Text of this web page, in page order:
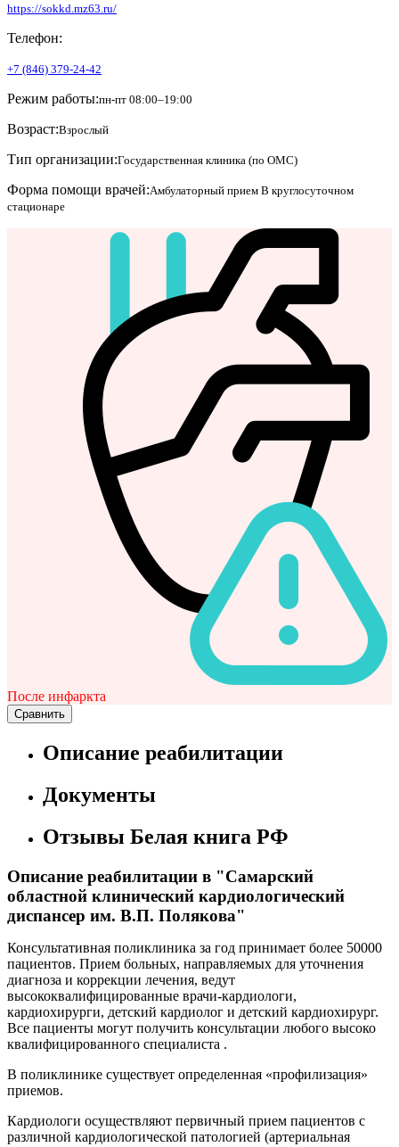
https://sokkd.mz63.ru/
Телефон:
+7 (846) 379-24-42
Режим работы:пн-пт 08:00–19:00
Возраст:Взрослый
Тип организации:Государственная клиника (по ОМС)
Форма помощи врачей:Амбулаторный прием В круглосуточном
стационаре
После инфаркта
Сравнить
Описание реабилитации
Документы
Отзывы Белая книга РФ
Описание реабилитации в "Самарский
областной клинический кардиологический
диспансер им. В.П. Полякова"
Консультативная поликлиника за год принимает более 50000
пациентов. Прием больных, направляемых для уточнения
диагноза и коррекции лечения, ведут
высококвалифицированные врачи-кардиологи,
кардиохирурги, детский кардиолог и детский кардиохирург.
Все пациенты могут получить консультации любого высоко
квалифицированного специалиста .
В поликлинике существует определенная «профилизация»
приемов.
Кардиологи осуществляют первичный прием пациентов с
различной кардиологической патологией (артериальная